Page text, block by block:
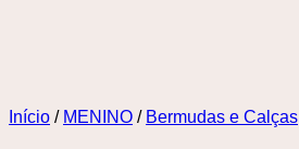
Início / MENINO / Bermudas e Calças